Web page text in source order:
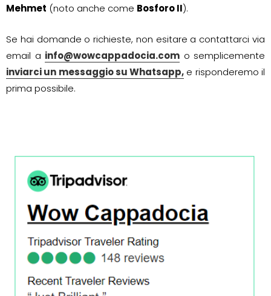
Mehmet (noto anche come Bosforo II).
Se hai domande o richieste, non esitare a contattarci via
email a info@wowcappadocia.com o semplicemente
inviarci un messaggio su Whatsapp, e risponderemo il
prima possibile.